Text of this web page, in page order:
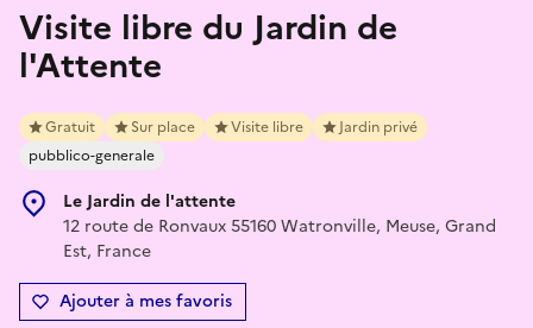
Visite libre du Jardin de
l'Attente
Gratuit Sur place Visite libre
Jardin privé
pubblico-generale
Le Jardin de l'attente
12 route de Ronvaux 55160 Watronville, Meuse, Grand
Est, France
Ajouter à mes favoris